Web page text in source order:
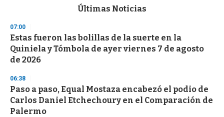
d
s
o
f
3
s
e
c
o
n
Últimas Noticias
07:00
Estas fueron las bolillas de la suerte en la
Quiniela y Tómbola de ayer viernes 7 de agosto
de 2026
06:38
Paso a paso, Equal Mostaza encabezó el podio de
Carlos Daniel Etchechoury en el Comparación de
Palermo